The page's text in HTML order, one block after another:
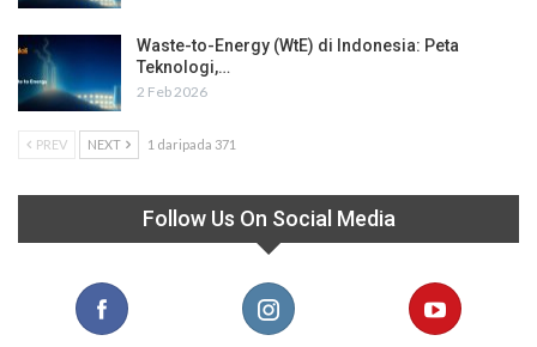
Waste-to-Energy (WtE) di Indonesia: Peta
Teknologi,…
2 Feb 2026
PREV NEXT 1 daripada 371
Follow Us On Social Media